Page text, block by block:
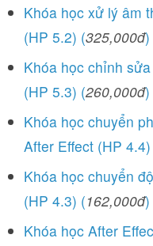
Khóa học xử lý âm
(HP 5.2) (325,000đ)
Khóa học chỉnh
(HP 5.3) (260,000đ)
Khóa học chuyển
After Effect (HP
Khóa học chuyển
(HP 4.3) (162,000đ)
Khóa học After